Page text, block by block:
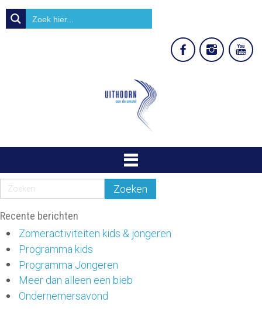
Recente berichten
Zomeractiviteiten kids & jongeren
Programma kids
Programma Jongeren
Meer dan alleen een bieb
Ondernemersavond